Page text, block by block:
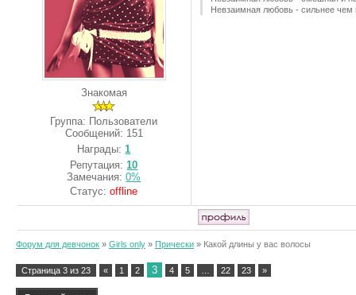
Знакомая
Группа: Пользователи
Сообщений: 151
Награды: 1
Репутация: 10
Замечания:0%
Статус:offline
Невзаимная любовь - сильнее чем
Форум для девчонок » Girls only » Прически » Какой длины у вас волосы
Страница 3 из 23 « 1 2 3 4 5 22 23 »